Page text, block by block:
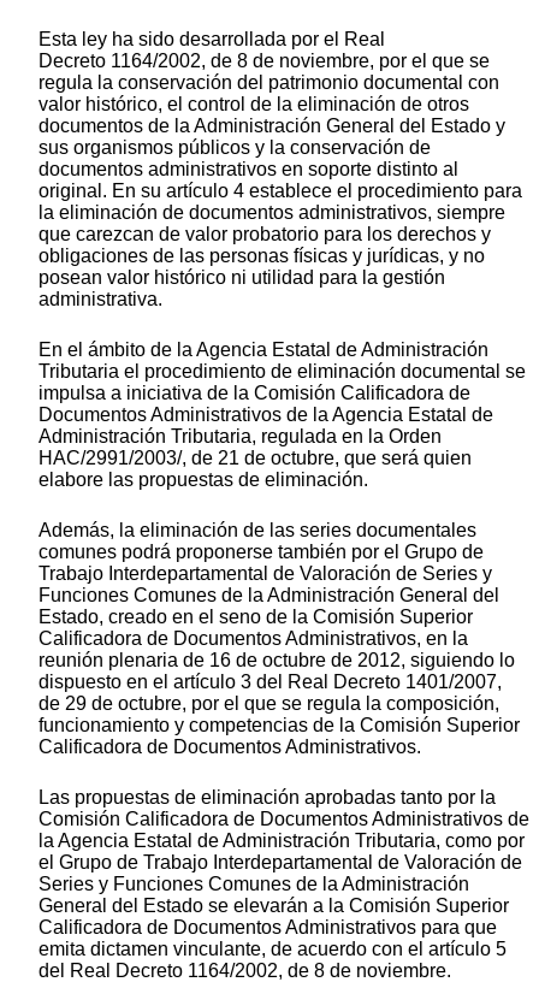
Esta ley ha sido desarrollada por el Real
Decreto 1164/2002, de 8 de noviembre, por el que se
regula la conservación del patrimonio documental con
valor histórico, el control de la eliminación de otros
documentos de la Administración General del Estado y
sus organismos públicos y la conservación de
documentos administrativos en soporte distinto al
original. En su artículo 4 establece el procedimiento para
la eliminación de documentos administrativos, siempre
que carezcan de valor probatorio para los derechos y
obligaciones de las personas físicas y jurídicas, y no
posean valor histórico ni utilidad para la gestión
administrativa.
En el ámbito de la Agencia Estatal de Administración
Tributaria el procedimiento de eliminación documental se
impulsa a iniciativa de la Comisión Calificadora de
Documentos Administrativos de la Agencia Estatal de
Administración Tributaria, regulada en la Orden
HAC/2991/2003/, de 21 de octubre, que será quien
elabore las propuestas de eliminación.
Además, la eliminación de las series documentales
comunes podrá proponerse también por el Grupo de
Trabajo Interdepartamental de Valoración de Series y
Funciones Comunes de la Administración General del
Estado, creado en el seno de la Comisión Superior
Calificadora de Documentos Administrativos, en la
reunión plenaria de 16 de octubre de 2012, siguiendo lo
dispuesto en el artículo 3 del Real Decreto 1401/2007,
de 29 de octubre, por el que se regula la composición,
funcionamiento y competencias de la Comisión Superior
Calificadora de Documentos Administrativos.
Las propuestas de eliminación aprobadas tanto por la
Comisión Calificadora de Documentos Administrativos de
la Agencia Estatal de Administración Tributaria, como por
el Grupo de Trabajo Interdepartamental de Valoración de
Series y Funciones Comunes de la Administración
General del Estado se elevarán a la Comisión Superior
Calificadora de Documentos Administrativos para que
emita dictamen vinculante, de acuerdo con el artículo 5
del Real Decreto 1164/2002, de 8 de noviembre.